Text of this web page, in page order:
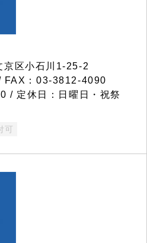
区小石川1-25-2
：03-3812-4090
/ 定休日：日曜日・祝祭
可